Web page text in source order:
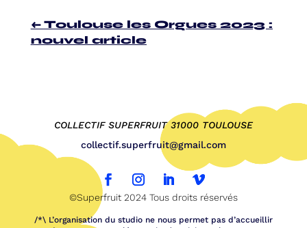
← Toulouse les Orgues 2023 :
nouvel article
COLLECTIF SUPERFRUIT 31000 TOULOUSE
collectif.superfruit@gmail.com
©Superfruit 2024 Tous droits réservés
/*\ L’organisation du studio ne nous permet pas d’accueillir